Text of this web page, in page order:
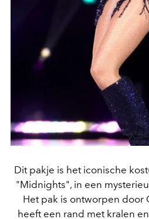
Dit pakje is het iconische
"Midnights", in een
Het pak is ontworpen door
heeft een rand met kralen